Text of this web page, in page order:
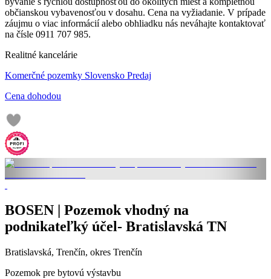
občianskou vybavenosťou v dosahu. Cena na vyžiadanie. V prípade
záujmu o viac informácií alebo obhliadku nás neváhajte kontaktovať
na čísle 0911 707 985.
Realitné kancelárie
Komerčné pozemky Slovensko Predaj
Cena dohodou
BOSEN | Pozemok vhodný na
podnikateľký účel- Bratislavská TN
Bratislavská, Trenčín, okres Trenčín
Pozemok pre bytovú výstavbu